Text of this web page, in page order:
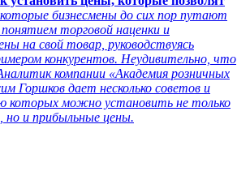
бизнесмены до сих пор путают
торговой наценки и
на свой товар, руководствуясь
конкурентов. Неудивительно, что
компании «Академия розничных
Горшков дает несколько советов и
которых можно установить не только
но и прибыльные цены.